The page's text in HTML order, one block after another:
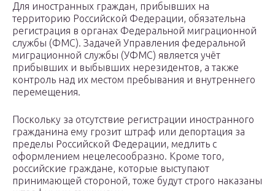
Для иностранных граждан, прибывших на
территорию Российской Федерации, обязательна
регистрация в органах Федеральной миграционной
службы (ФМС). Задачей Управления федеральной
миграционной службы (УФМС) является учёт
прибывших и выбывших нерезидентов, а также
контроль над их местом пребывания и внутреннего
перемещения.
Поскольку за отсутствие регистрации иностранного
гражданина ему грозит штраф или депортация за
пределы Российской Федерации, медлить с
оформлением нецелесообразно. Кроме того,
российские граждане, которые выступают
принимающей стороной, тоже будут строго наказаны